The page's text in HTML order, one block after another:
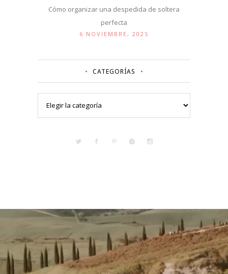
Cómo organizar una despedida de soltera
perfecta
6 NOVIEMBRE, 2025
CATEGORÍAS